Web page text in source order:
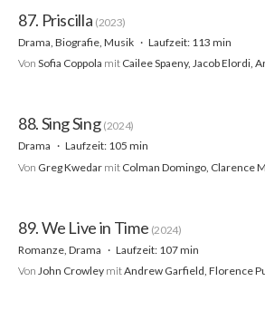
87. Priscilla (2023)
Drama, Biografie, Musik
Laufzeit: 113 min
Von Sofia Coppola mit Cailee Spaeny, Jacob Elordi,
88. Sing Sing (2024)
Drama
Laufzeit: 105 min
Von Greg Kwedar mit Colman Domingo, Clarence
89. We Live in Time (2024)
Romanze, Drama
Laufzeit: 107 min
Von John Crowley mitAndrew Garfield, Florence